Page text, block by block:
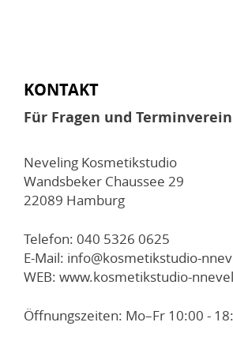
KONTAKT
Für Fragen und
Neveling Kosmetikstudio
Wandsbeker Chaussee 29
22089 Hamburg
Telefon: 040 5326 0625
E-Mail: info@kosmetikstudio-
WEB: www.kosmetikstudio-
Öffnungszeiten: Mo–Fr 10:00 -